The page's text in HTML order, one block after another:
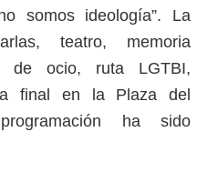
somos ideología”. La
teatro, memoria
de ocio, ruta LGTBI,
final en la Plaza del
ha sido